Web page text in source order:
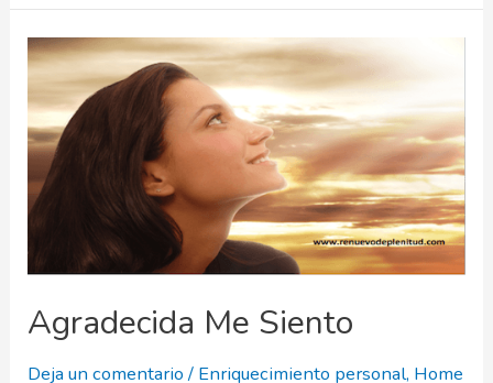
Agradecida Me Siento
Deja un comentario / Enriquecimiento personal, Home